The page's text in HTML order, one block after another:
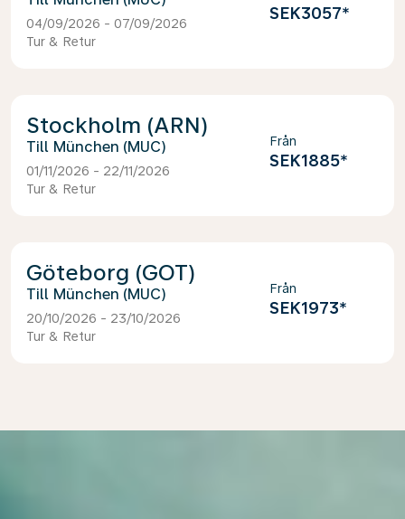
04/09/2026 - 07/09/2026
Tur & Retur
SEK3057*
Stockholm (ARN)
München (MUC)
01/11/2026 - 22/11/2026
Tur & Retur
Från
SEK1885*
Göteborg (GOT)
München (MUC)
20/10/2026 - 23/10/2026
Tur & Retur
Från
SEK1973*